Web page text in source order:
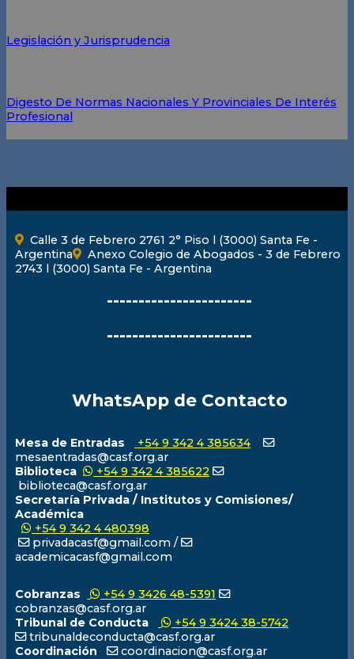
Legislación y Jurisprudencia
Digesto De Normas Nacionales Y Provinciales De Interés
Profesional
Calle 3 de Febrero 2761 2° Piso l (3000) Santa Fe -
Argentina
Anexo Colegio de Abogados - 3 de Febrero
2743 l (3000) Santa Fe - Argentina
-----------------------
-----------------------
WhatsApp de Contacto
Mesa de Entradas
+54 9 342 4 385634
mesaentradas@casf.org.ar
Biblioteca
+54 9 342 4 385622
biblioteca@casf.org.ar
Secretaría Privada / Institutos y Comisiones/
Académica
+54 9 342 4 480398
privadacasf@gmail.com /
academicacasf@gmail.com
Cobranzas
+54 9 3426 48-5391
cobranzas@casf.org.ar
Tribunal de Conducta
+54 9 3424 38-5742
tribunaldeconducta@casf.org.ar
Coordinación
coordinacion@casf.org.ar